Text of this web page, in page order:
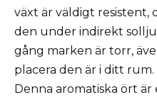
växt är väldigt resistent,
den under indirekt
gång marken är torr,
placera den är i ditt rum.
Denna aromatiska ört